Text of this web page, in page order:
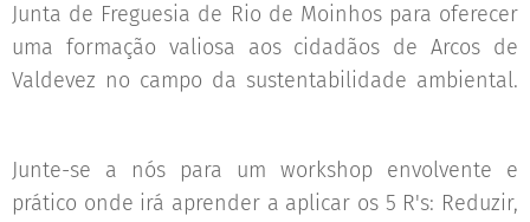
Junta de Freguesia de Rio de Moinhos para oferecer
uma formação valiosa aos cidadãos de Arcos de
Valdevez no campo da sustentabilidade ambiental.
Junte-se a nós para um workshop envolvente e
prático onde irá aprender a aplicar os 5 R's: Reduzir,